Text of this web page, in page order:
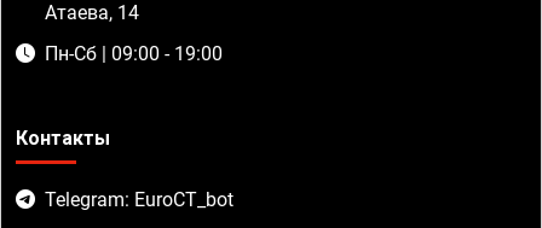
Атаева, 14
Пн-Сб | 09:00 - 19:00
Контакты
Telegram: EuroCT_bot